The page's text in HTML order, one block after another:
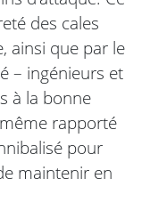
des cales
ainsi que par le
– ingénieurs et
à la bonne
rapporté
pour
maintenir en